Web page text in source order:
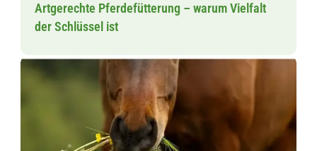
Artgerechte Pferdefütterung – warum Vielfalt
der Schlüssel ist